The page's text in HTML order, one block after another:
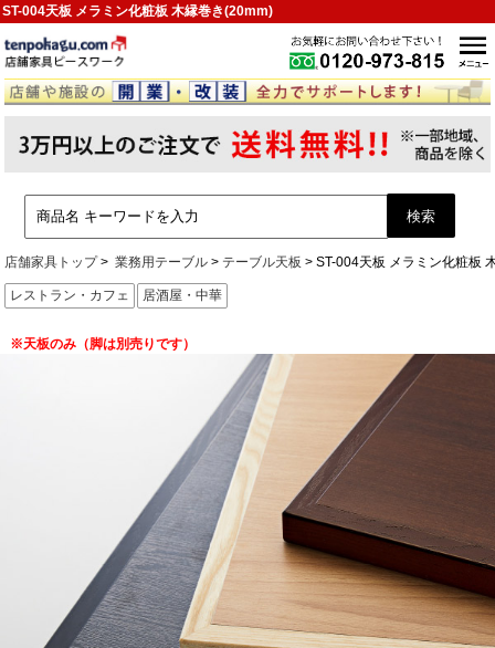
ST-004天板 メラミン化粧板 木縁巻き(20mm)
店舗家具トップ 業務用テーブル テーブル天板 ST-004天板 メラミン化粧板
レストラン・カフェ 居酒屋・中華
※天板のみ（脚は別売りです）